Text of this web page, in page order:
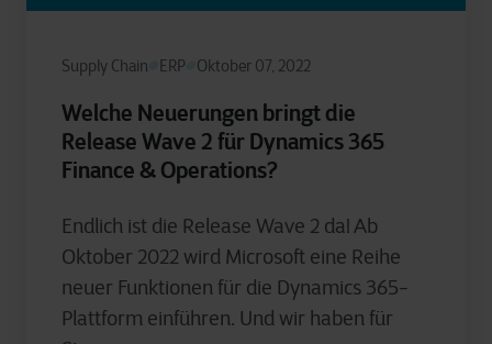
Supply Chain ERP Oktober 07, 2022
Welche Neuerungen bringt die
Release Wave 2 für Dynamics 365
Finance & Operations?
Endlich ist die Release Wave 2 da! Ab
Oktober 2022 wird Microsoft eine Reihe
neuer Funktionen für die Dynamics 365-
Plattform einführen. Und wir haben für